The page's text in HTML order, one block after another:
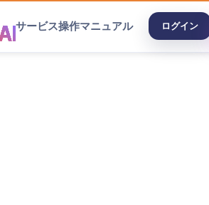
サービス操作マニュアル ログイン